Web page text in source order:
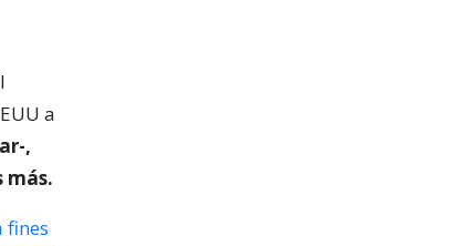
a
,
más.
fines